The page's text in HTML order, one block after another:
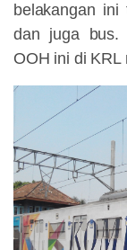
belakangan
dan juga bus.
OOH ini di KRL